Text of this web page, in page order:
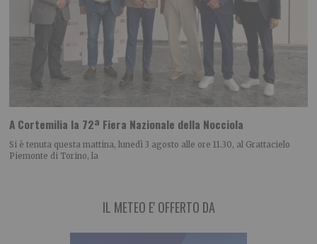
A Cortemilia la 72ª Fiera Nazionale della Nocciola
Si è tenuta questa mattina, lunedì 3 agosto alle ore 11.30, al Grattacielo
Piemonte di Torino, la
IL METEO E' OFFERTO DA